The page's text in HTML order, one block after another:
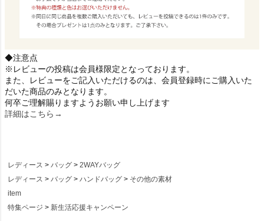
◆注意点
※レビューの投稿は会員様限定となっております。
また、レビューをご記入いただけるのは、会員登録時にご購入いた
だいた商品のみとなります。
何卒ご理解賜りますようお願い申し上げます
詳細はこちら→
レディース バッグ
2WAYバッグ
レディース
バッグ ハンドバッグ
その他の素材
item
特集ページ
新生活応援キャンペーン